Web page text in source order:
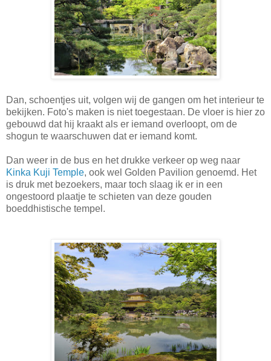
Dan, schoentjes uit, volgen wij de gangen om het interieur te
bekijken. Foto's maken is niet toegestaan. De vloer is hier zo
gebouwd dat hij kraakt als er iemand overloopt, om de
shogun te waarschuwen dat er iemand komt.
Dan weer in de bus en het drukke verkeer op weg naar
Kinka Kuji Temple, ook wel Golden Pavilion genoemd. Het
is druk met bezoekers, maar toch slaag ik er in een
ongestoord plaatje te schieten van deze gouden
boeddhistische tempel.